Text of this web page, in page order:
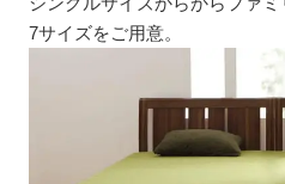
7サイズをご用意。